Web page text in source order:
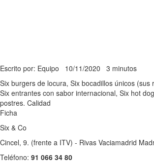
Escrito por: Equipo 10/11/2020 3 minutos
Six burgers de locura, Six bocadillos únicos (sus
Six entrantes con sabor internacional, Six hot
postres. Calidad
Ficha
Six & Co
Cincel, 9. (frente a ITV) - Rivas Vaciamadrid
Teléfono: 91 066 34 80